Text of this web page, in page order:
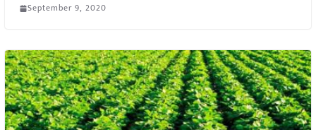
September 9, 2020